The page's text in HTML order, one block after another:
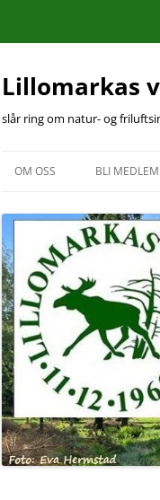
Hopp
innhold
Lillomarkas
slår ring om natur- og
OM OSS
ÅRSMØTEPROTOKOLL 2025
ÅRSBERETNING 2025
VEDTEKTER
BLI